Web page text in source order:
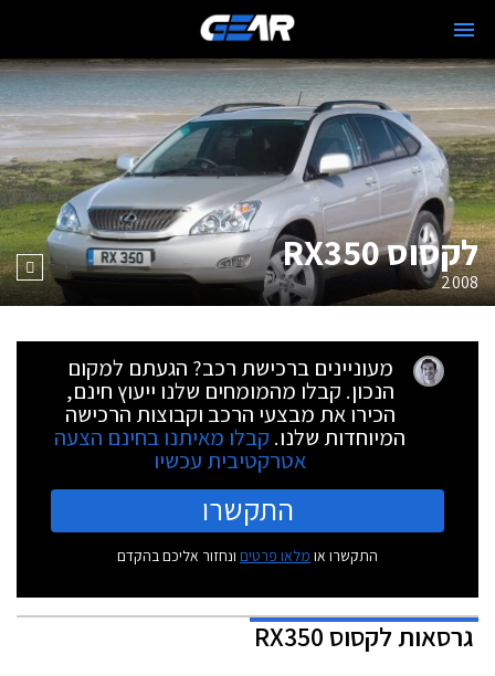
לקסוס RX350
2008
מעוניינים ברכישת רכב? הגעתם למקום
הנכון. קבלו מהמומחים שלנו ייעוץ חינם,
הכירו את מבצעי הרכב וקבוצות הרכישה
המיוחדות שלנו. קבלו מאיתנו בחינם הצעה
אטרקטיבית עכשיו
התקשרו
התקשרו או מלאו פרטים ונחזור אליכם בהקדם
גרסאותלקסוס RX350